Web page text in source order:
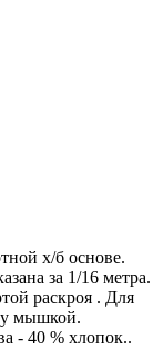
х/б основе.
за 1/16 метра.
раскроя . Для
мышкой.
- 40 % хлопок..